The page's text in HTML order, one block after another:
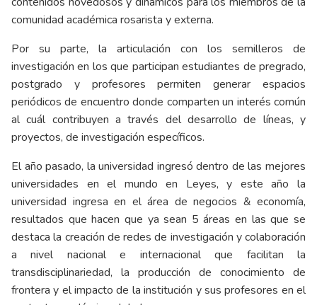
comunidad académica rosarista y externa.
Por su parte, la articulación con los semilleros de
investigación en los que participan estudiantes de pregrado,
postgrado y profesores permiten generar espacios
periódicos de encuentro donde comparten un interés común
al cuál contribuyen a través del desarrollo de líneas, y
proyectos, de investigación específicos.
El año pasado, la universidad ingresó dentro de las mejores
universidades en el mundo en Leyes, y este año la
universidad ingresa en el área de negocios & economía,
resultados que hacen que ya sean 5 áreas en las que se
destaca la creación de redes de investigación y colaboración
a nivel nacional e internacional que facilitan la
transdisciplinariedad, la producción de conocimiento de
frontera y el impacto de la institución y sus profesores en el